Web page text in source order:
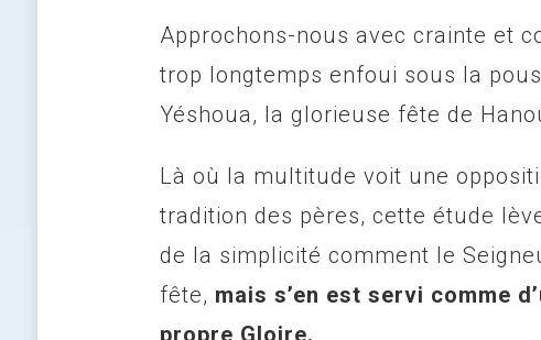
Approchons-nous avec crainte et
trop longtemps enfoui sous la
Yéshoua, la glorieuse fête de
Là où la multitude voit une
tradition des pères, cette étude
de la simplicité comment le
fête, mais s’en est servi comme
propre Gloire.